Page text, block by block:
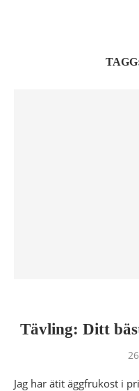
Tävling: Ditt
Jag har ätit äggfrukost i